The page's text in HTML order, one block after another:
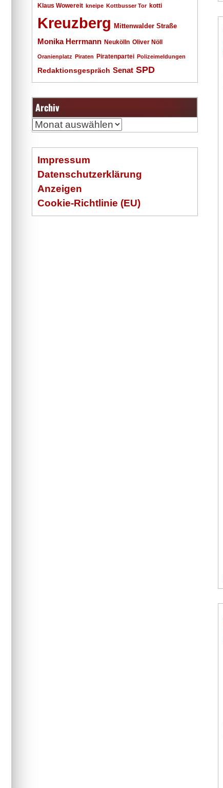
Klaus Wowereit kneipe Kottbusser Tor kotti
Kreuzberg Mittenwalder Straße
Monika Herrmann Neukölln Oliver Nöll
Oranienplatz Piraten Piratenpartei Polizeimeldungen
Redaktionsgespräch Senat SPD
Archiv
Archiv
Impressum
Datenschutzerklärung
Anzeigen
Cookie-Richtlinie (EU)